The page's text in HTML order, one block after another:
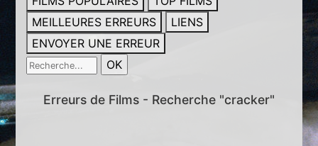
MEILLEURES ERREURS
LIENS
ENVOYER UNE ERREUR
Erreurs de Films - Recherche "cracker"